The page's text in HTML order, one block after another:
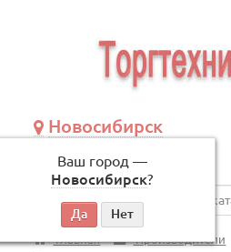
Новосибирск
Ваш город —
Новосибирск?
по будням, с 09:00 до 18:00
Везде
Главная
Производители